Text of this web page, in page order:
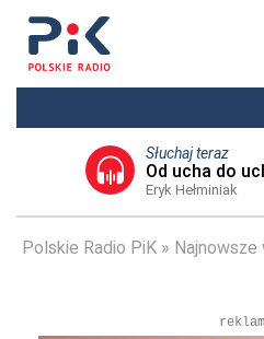
Słuchaj teraz
Od ucha do
Eryk Hełminiak
Polskie Radio PiK Najnowsze